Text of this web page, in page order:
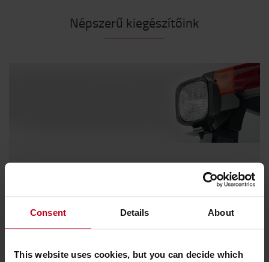
Consent Details About
This website uses cookies, but you can decide which
Népszerű kiegészítőink
Világításra fel !
Legyen biztonságban és maradjon látható minden
körülmények között.
Fedezze fel kínálatunkat